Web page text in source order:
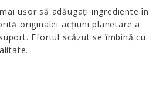
ușor să adăugați ingrediente în
originalei acțiuni planetare a
Efortul scăzut se îmbină cu